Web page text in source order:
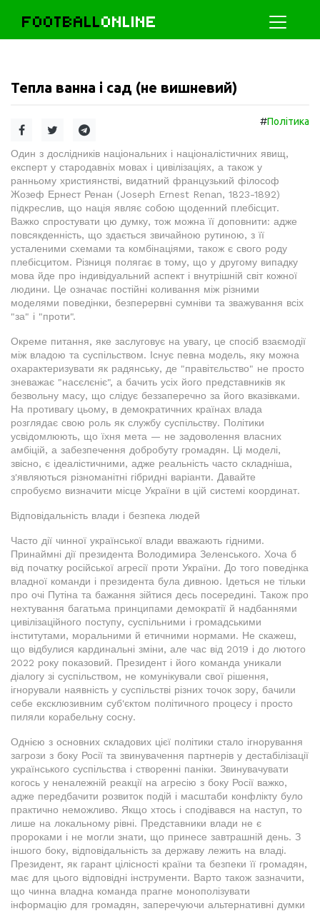
FOOTBALLONLINE
Тепла ванна і сад (не вишневий)
#Політика
Один з дослідників національних і націоналістичних явищ,
експерт у стародавніх мовах і цивілізаціях, а також у
ранньому християнстві, видатний французький філософ
Жозеф Ернест Ренан (Joseph Ernest Renan, 1823-1892)
підкреслив, що нація являє собою щоденний плебісцит.
Важко спростувати цю думку, тож можна її доповнити: адже
повсякденність, що здається звичайною рутиною, з її
усталеними схемами та комбінаціями, також є свого роду
плебісцитом. Різниця полягає в тому, що у другому випадку
мова йде про індивідуальний аспект і внутрішній світ кожної
людини. Це означає постійні коливання між різними
моделями поведінки, безперервні сумніви та зважування всіх
"за" і "проти".
Окреме питання, яке заслуговує на увагу, це спосіб взаємодії
між владою та суспільством. Існує певна модель, яку можна
охарактеризувати як радянську, де "правітєльство" не просто
зневажає "насєлєніє", а бачить усіх його представників як
безвольну масу, що слідує беззаперечно за його вказівками.
На противагу цьому, в демократичних країнах влада
розглядає свою роль як службу суспільству. Політики
усвідомлюють, що їхня мета — не задоволення власних
амбіцій, а забезпечення добробуту громадян. Ці моделі,
звісно, є ідеалістичними, адже реальність часто складніша,
з'являються різноманітні гібридні варіанти. Давайте
спробуємо визначити місце України в цій системі координат.
Відповідальність влади і безпека людей
Часто дії чинної української влади вважають гідними.
Принаймні дії президента Володимира Зеленського. Хоча б
від початку російської агресії проти України. До того поведінка
владної команди і президента була дивною. Ідеться не тільки
про очі Путіна та бажання зійтися десь посередині. Також про
нехтування багатьма принципами демократії й надбаннями
цивілізаційного поступу, суспільними і громадськими
інститутами, моральними й етичними нормами. Не скажеш,
що відбулися кардинальні зміни, але час від 2019 і до лютого
2022 року показовий. Президент і його команда уникали
діалогу зі суспільством, не комунікували свої рішення,
ігнорували наявність у суспільстві різних точок зору, бачили
себе ексклюзивним суб'єктом політичного процесу і просто
пиляли корабельну сосну.
Однією з основних складових цієї політики стало ігнорування
загрози з боку Росії та звинувачення партнерів у дестабілізації
українського суспільства і створенні паніки. Звинувачувати
когось у неналежній реакції на агресію з боку Росії важко,
адже передбачити розвиток подій і масштаби конфлікту було
практично неможливо. Якщо хтось і сподівався на наступ, то
лише на локальному рівні. Представники влади не є
пророками і не могли знати, що принесе завтрашній день. З
іншого боку, відповідальність за державу лежить на владі.
Президент, як гарант цілісності країни та безпеки її громадян,
має для цього відповідні інструменти. Варто також зазначити,
що чинна владна команда прагне монополізувати
інформацію для громадян, заперечуючи альтернативні думки